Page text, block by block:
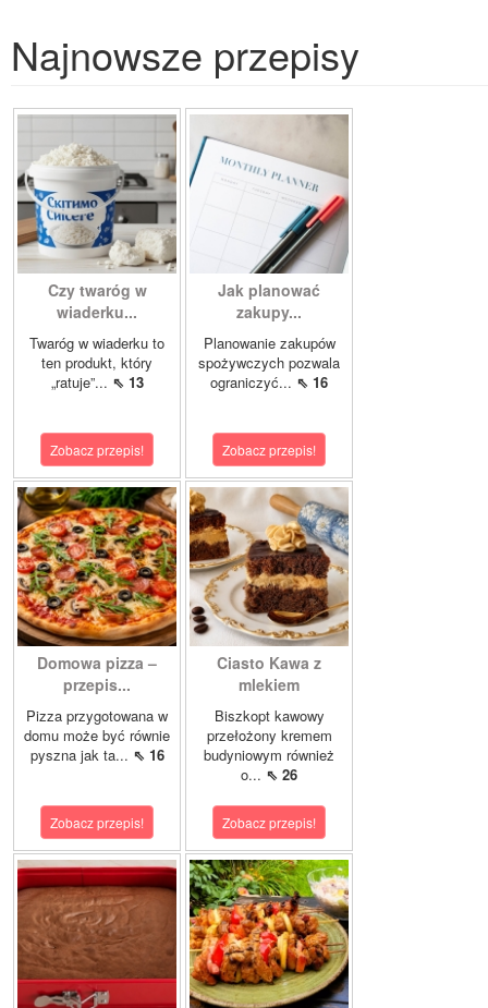
Najnowsze przepisy
Czy twaróg w
wiaderku...
Twaróg w wiaderku to
ten produkt, który
„ratuje”... ⇖ 13
Zobacz przepis!
Jak planować
zakupy...
Planowanie zakupów
spożywczych pozwala
ograniczyć... ⇖ 16
Zobacz przepis!
Domowa pizza –
przepis...
Pizza przygotowana w
domu może być równie
pyszna jak ta... ⇖ 16
Zobacz przepis!
Ciasto Kawa z
mlekiem
Biszkopt kawowy
przełożony kremem
budyniowym również
o... ⇖ 26
Zobacz przepis!